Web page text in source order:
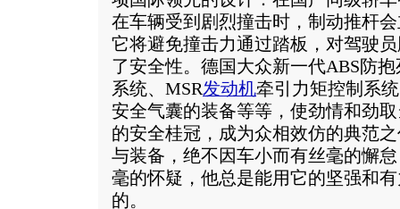
在车辆受到剧烈撞击时，制动推杆
它将避免撞击力通过踏板，对驾驶
了安全性。德国大众新一代ABS防
系统、MSR发动机牵引力矩控制系
安全气囊的装备等等，使劲情和劲
的安全桂冠，成为众相效仿的典范
与装备，绝不因车小而有丝毫的懈
毫的怀疑，他总是能用它的坚强和
的。